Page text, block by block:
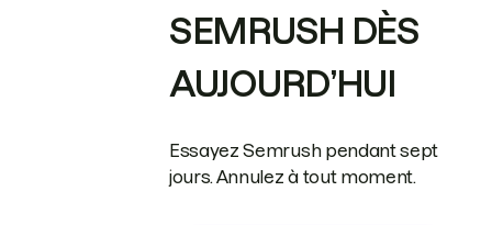
SEMRUSH DÈS
AUJOURD’HUI
Essayez Semrush pendant sept
jours. Annulez à tout moment.